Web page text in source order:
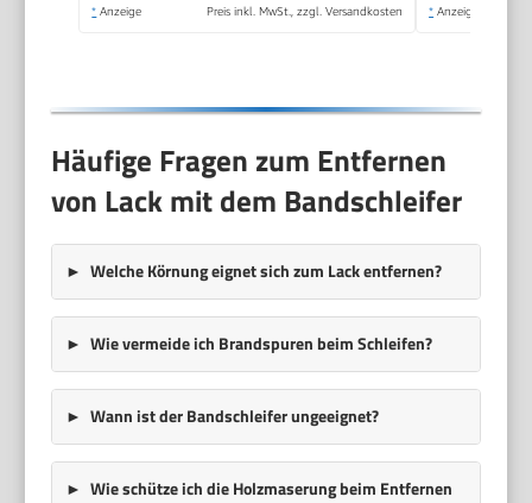
* Anzeige Preis inkl. MwSt., zzgl. Versandkosten * Anzeige
Häufige Fragen zum Entfernen
von Lack mit dem Bandschleifer
Welche Körnung eignet sich zum Lack entfernen?
Wie vermeide ich Brandspuren beim Schleifen?
Wann ist der Bandschleifer ungeeignet?
Wie schütze ich die Holzmaserung beim Entfernen